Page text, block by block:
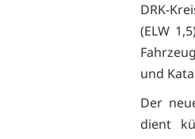
DRK-
(ELW
und
Der
dient